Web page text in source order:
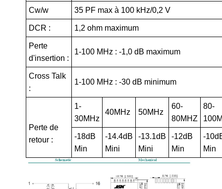
Cw/w 35 PF max à 100 kHz/0,2 V
DCR : 1,2 ohm maximum
Perte
d'insertion :
1-100 MHz : -1,0 dB maximum
Cross Talk
:
1-100 MHz : -30 dB minimum
Perte de
retour :
1-
30MHz
40MHz 50MHz
60-
80MHZ
80-
-18dB
Min
-14.4dB
Mini
-13.1dB
Mini
-12dB
Min
-
Min